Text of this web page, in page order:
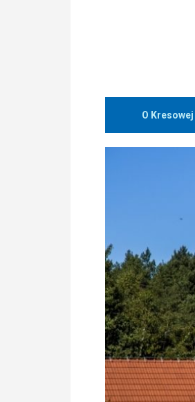
O Kresowej